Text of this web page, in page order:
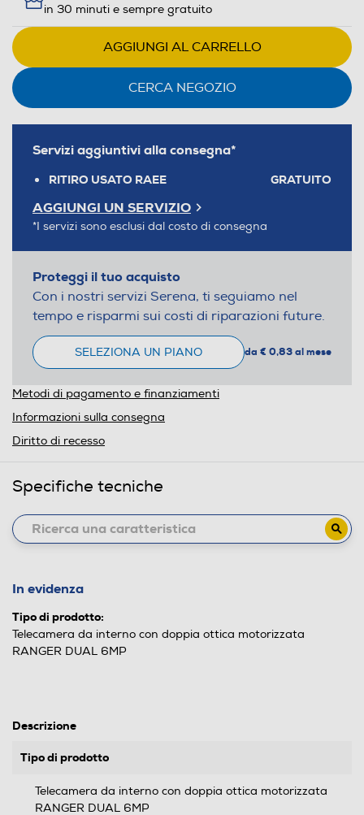
in 30 minuti e sempre gratuito
AGGIUNGI AL CARRELLO
CERCA NEGOZIO
Servizi aggiuntivi alla consegna*
RITIRO USATO RAEE GRATUITO
AGGIUNGI UN SERVIZIO
*I servizi sono esclusi dal costo di consegna
Proteggi il tuo acquisto
Con i nostri servizi Serena, ti seguiamo nel
tempo e risparmi sui costi di riparazioni future.
SELEZIONA UN PIANO da € 0,83 al mese
Metodi di pagamento e finanziamenti
Informazioni sulla consegna
Diritto di recesso
Specifiche tecniche
In evidenza
Tipo di prodotto:
Telecamera da interno con doppia ottica motorizzata
RANGER DUAL 6MP
Descrizione
Tipo di prodotto
Telecamera da interno con doppia ottica motorizzata
RANGER DUAL 6MP